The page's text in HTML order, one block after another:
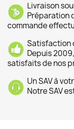
Livraison
Préparation
commande
Satisfaction
Depuis
satisfaits de nos
Un SAV à
Notre SAV